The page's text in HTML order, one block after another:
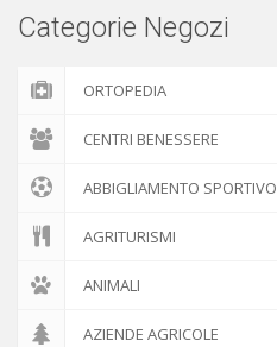
BENESSERE
GENITORI E FIGLI
PSICOLOGIA
ANIMALI
Categorie Negozi
ORTOPEDIA
CENTRI BENESSERE
ABBIGLIAMENTO SPORTIVO
AGRITURISMI
ANIMALI
AZIENDE AGRICOLE